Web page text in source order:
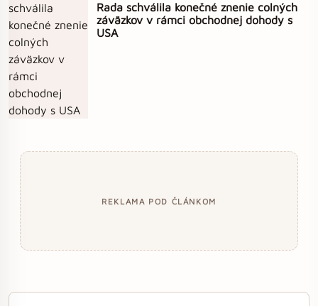
Rada schválila konečné znenie colných
záväzkov v rámci obchodnej dohody s
USA
REKLAMA POD ČLÁNKOM